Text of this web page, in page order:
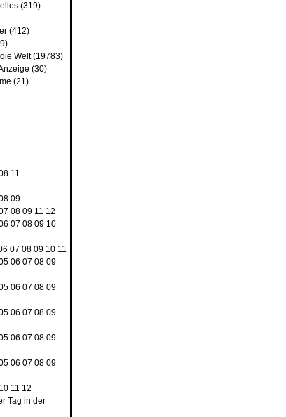
(319)
(412)
Welt(19783)
(30)
(21)
11
09
08 09 11 12
07 08 09 10
07 08 09 10 11
06 07 08 09
06 07 08 09
06 07 08 09
06 07 08 09
06 07 08 09
10 11 12
Tag in der